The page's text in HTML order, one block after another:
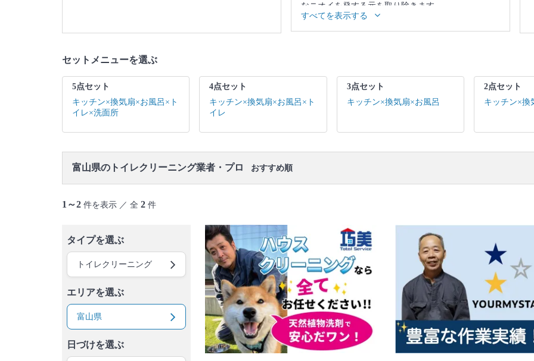
なニオイを発する元を取り除きます。
▼表示価格に含まれるトイレクリーニングの作業範
囲
もご参照ください。
ります。
すべてを表示する
セットメニューを選ぶ
5点セット
キッチン×換気扇×お風呂×ト
イレ×洗面所
4点セット
キッチン×換気扇×お風呂×ト
イレ
3点セット
キッチン×換気扇×お風呂
2点セット
キッチン×換
富山県のトイレクリーニング業者・プロ おすすめ順
1～2 件を表示 ／ 全 2 件
タイプを選ぶ
トイレクリーニング
エリアを選ぶ
富山県
日づけを選ぶ